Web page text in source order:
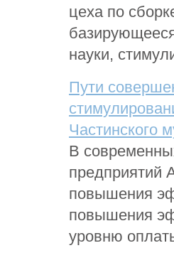
цеха по
науки,
Пути
Частинского
В
предприятий
повышения
повышения
уровню